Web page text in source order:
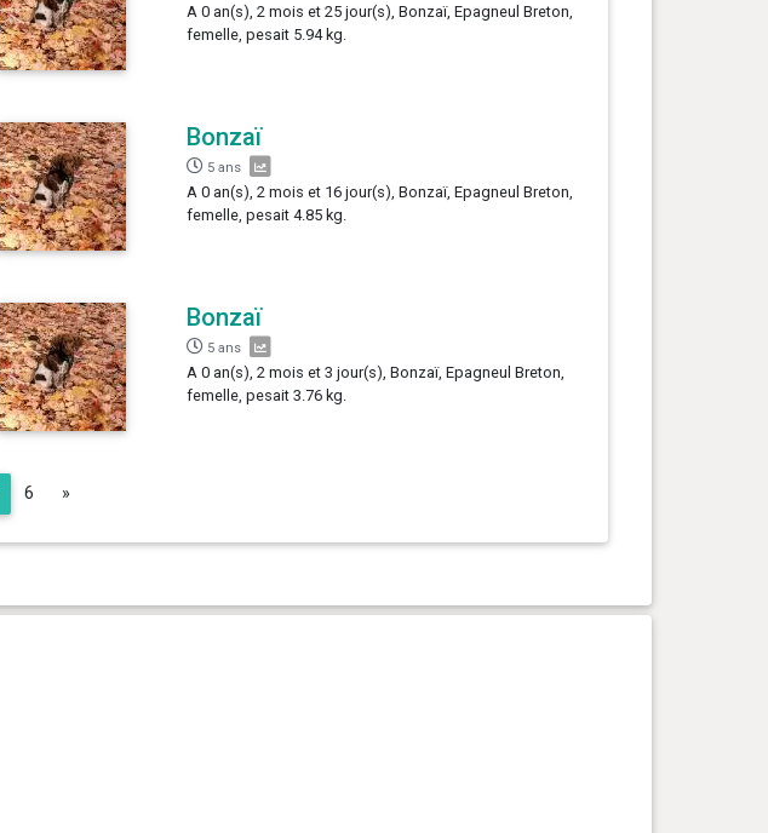
A 0 an(s), 2 mois et 25 jour(s), Bonzaï, Epagneul Breton,
femelle, pesait 5.94 kg.
Bonzaï
5 ans
A 0 an(s), 2 mois et 16 jour(s), Bonzaï, Epagneul Breton,
femelle, pesait 4.85 kg.
Bonzaï
5 ans
A 0 an(s), 2 mois et 3 jour(s), Bonzaï, Epagneul Breton,
femelle, pesait 3.76 kg.
6 »